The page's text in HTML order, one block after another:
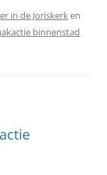
in de Joriskerken
binnenstad